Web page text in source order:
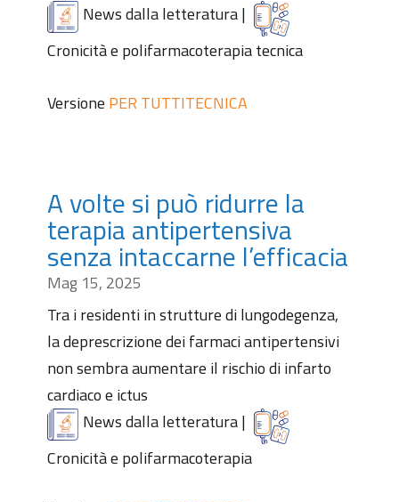
News dalla letteratura|
Cronicità e polifarmacoterapia tecnica
Versione PER TUTTITECNICA
A volte si può ridurre la
terapia antipertensiva
senza intaccarne l’efficacia
Mag 15, 2025
Tra i residenti in strutture di lungodegenza,
la deprescrizione dei farmaci antipertensivi
non sembra aumentare il rischio di infarto
cardiaco e ictus
News dalla letteratura|
Cronicità e polifarmacoterapia